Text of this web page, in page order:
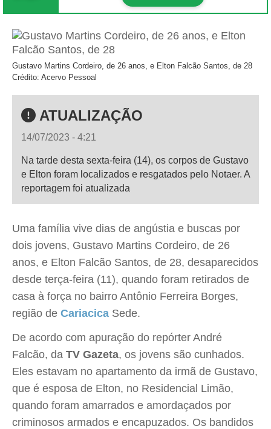
Gustavo Martins Cordeiro, de 26 anos, e Elton Falcão Santos, de 28
Crédito: Acervo Pessoal
ATUALIZAÇÃO
14/07/2023 - 4:21
Na tarde desta sexta-feira (14), os corpos de Gustavo
e Elton foram localizados e resgatados pelo Notaer. A
reportagem foi atualizada
Uma família vive dias de angústia e buscas por
dois jovens, Gustavo Martins Cordeiro, de 26
anos, e Elton Falcão Santos, de 28, desaparecidos
desde terça-feira (11), quando foram retirados de
casa à força no bairro Antônio Ferreira Borges,
região de Cariacica Sede.
De acordo com apuração do repórter André
Falcão, da TV Gazeta, os jovens são cunhados.
Eles estavam no apartamento da irmã de Gustavo,
que é esposa de Elton, no Residencial Limão,
quando foram amarrados e amordaçados por
criminosos armados e encapuzados. Os bandidos